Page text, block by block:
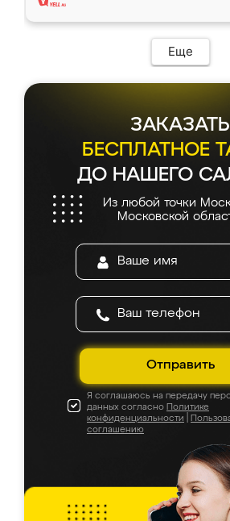
Еще
ЗАКАЗАТЬ
БЕСПЛАТНОЕ
ДО НАШЕГО
Из любой точки
Московской
Отправить
Я соглашаюсь на передачу
данных согласно Политике
конфиденциальности
соглашению